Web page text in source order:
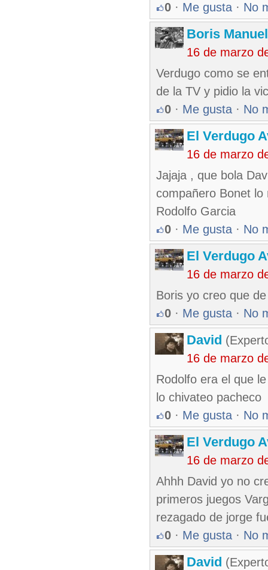
0 · Me gusta · No
Boris
16 de marzo
Verdugo como se
de la TV y pidio la
0 · Me gusta · No
El Verdugo
16 de marzo
Jajaja , que bola
compañero Bonet
Rodolfo Garcia
0 · Me gusta · No
El Verdugo
16 de marzo
Boris yo creo que
0 · Me gusta · No
David
16 de marzo
Rodolfo era el que
lo chivateo pacheco
0 · Me gusta · No
El Verdugo
16 de marzo
Ahhh David yo no
primeros juegos
rezagado de jorge
0 · Me gusta · No
David